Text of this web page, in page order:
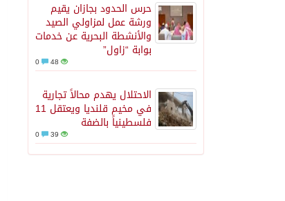
حرس الحدود بجازان يقيم
ورشة عمل لمزاولي الصيد
والأنشطة البحرية عن خدمات
بوابة “زاول”
48
الاحتلال يهدم محالاً تجارية
في مخيم قلنديا ويعتقل 11
فلسطينياً بالضفة
39